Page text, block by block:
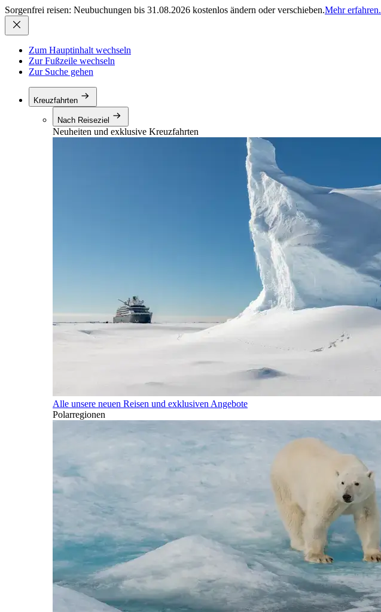
Sorgenfrei reisen: Neubuchungen bis 31.08.2026 kostenlos ändern oder verschieben.Mehr erfahren.
Zum Hauptinhalt wechseln
Zur Fußzeile wechseln
Zur Suche gehen
Kreuzfahrten
Nach Reiseziel
Neuheiten und exklusive Kreuzfahrten
Alle unsere neuen Reisen und exklusiven Angebote
Polarregionen